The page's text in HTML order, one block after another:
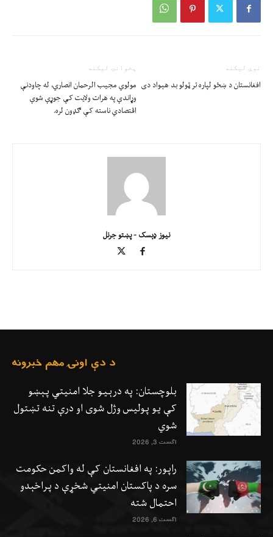
پخوانۍ ليکنه
مولوي مجيب الرحمان انصاري، له چاودنې
وړاندې په هرات ولايت کې جوړې شوې
اقتصادي ناسته کې ګډون لره.
نوې ليکنه
افغانستان د ښځو لپاره تر ټولو بد هېواد دی
نیوز ډېسک - پښتو جرنل
د دې اونۍ مهم خبرونه
بلوچستان: په درېیو جلا امنیتي پېښو
کې یو پولیس وژل شوی او درې تنه تښتول
شوي
اگست 3, 2026
راپور: په افغانستان کې له واکمن حکومت
سره د پاکستان امنیتي شخړې د پراخېدو
احتمال شته
اگست 6, 2026